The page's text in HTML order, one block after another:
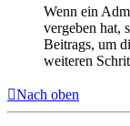
Wenn ein
vergeben hat,
Beitrags, um
weiteren
Nach oben